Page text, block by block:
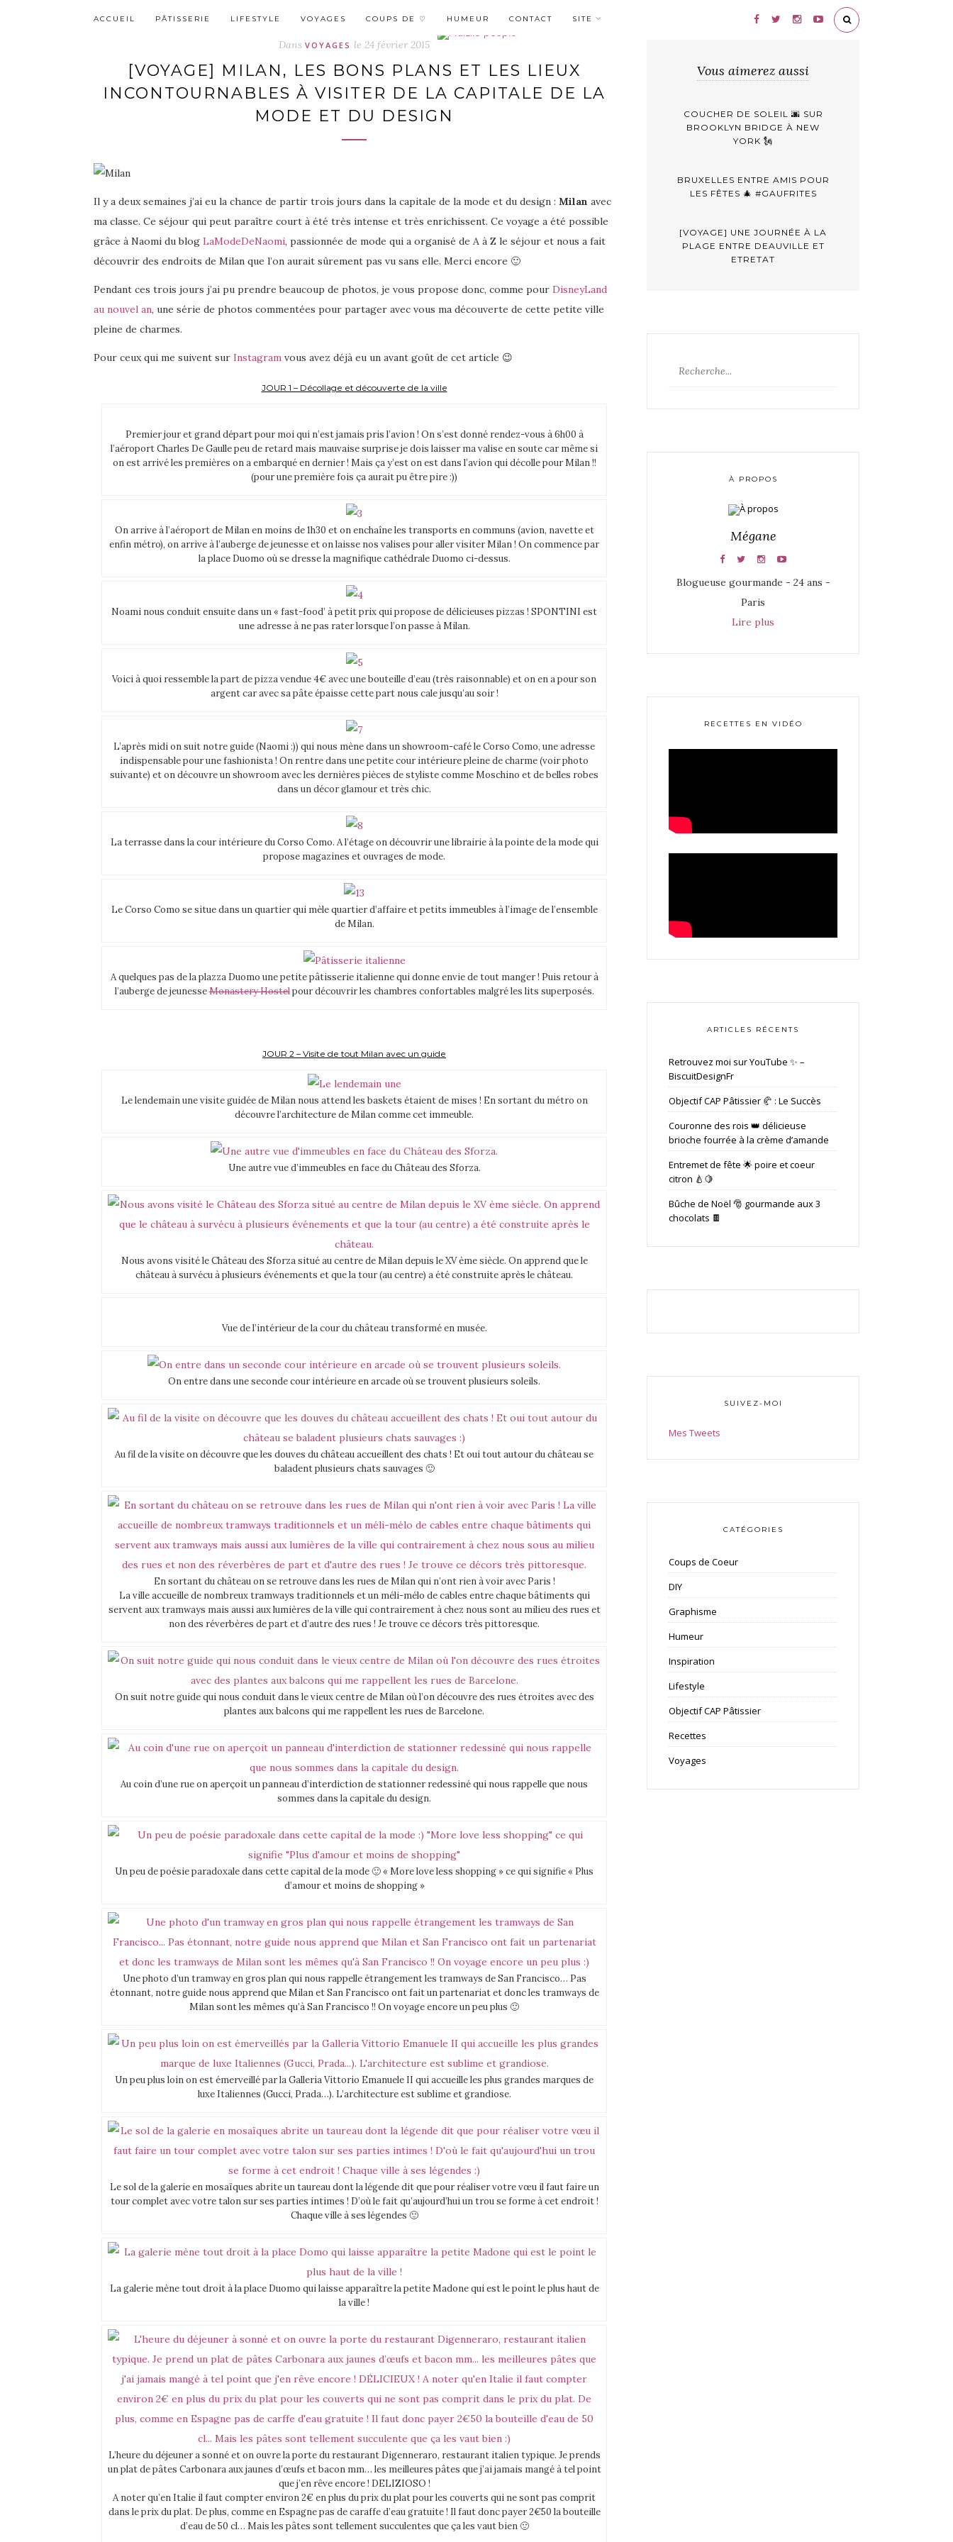
ACCUEIL PÂTISSERIE LIFESTYLE VOYAGES COUPS DE ♡ HUMEUR CONTACT SITE
Dans VOYAGES le 24 février 2015
[VOYAGE] MILAN, LES BONS PLANS ET LES LIEUX
INCONTOURNABLES À VISITER DE LA CAPITALE DE LA
MODE ET DU DESIGN
Il y a deux semaines j’ai eu la chance de partir trois jours dans la capitale de la mode et du design : Milan avec
ma classe. Ce séjour qui peut paraître court à été très intense et très enrichissent. Ce voyage a été possible
grâce à Naomi du blog LaModeDeNaomi, passionnée de mode qui a organisé de A à Z le séjour et nous a fait
découvrir des endroits de Milan que l’on aurait sûrement pas vu sans elle. Merci encore 🙂
Pendant ces trois jours j’ai pu prendre beaucoup de photos, je vous propose donc, comme pour DisneyLand
au nouvel an, une série de photos commentées pour partager avec vous ma découverte de cette petite ville
pleine de charmes.
Pour ceux qui me suivent sur Instagram vous avez déjà eu un avant goût de cet article 😉
JOUR 1 – Décollage et découverte de la ville
Premier jour et grand départ pour moi qui n’est jamais pris l’avion ! On s’est donné rendez-vous à 6h00 à
l’aéroport Charles De Gaulle peu de retard mais mauvaise surprise je dois laisser ma valise en soute car même si
on est arrivé les premières on a embarqué en dernier ! Mais ça y’est on est dans l’avion qui décolle pour Milan !!
(pour une première fois ça aurait pu être pire :))
On arrive à l’aéroport de Milan en moins de 1h30 et on enchaîne les transports en communs (avion, navette et
enfin métro), on arrive à l’auberge de jeunesse et on laisse nos valises pour aller visiter Milan ! On commence par
la place Duomo où se dresse la magnifique cathédrale Duomo ci-dessus.
Noami nous conduit ensuite dans un « fast-food’ à petit prix qui propose de délicieuses pizzas ! SPONTINI est
une adresse à ne pas rater lorsque l’on passe à Milan.
Voici à quoi ressemble la part de pizza vendue 4€ avec une bouteille d’eau (très raisonnable) et on en a pour son
argent car avec sa pâte épaisse cette part nous cale jusqu’au soir !
L’après midi on suit notre guide (Naomi :)) qui nous mène dans un showroom-café le Corso Como, une adresse
indispensable pour une fashionista ! On rentre dans une petite cour intérieure pleine de charme (voir photo
suivante) et on découvre un showroom avec les dernières pièces de styliste comme Moschino et de belles robes
dans un décor glamour et très chic.
La terrasse dans la cour intérieure du Corso Como. A l’étage on découvrir une librairie à la pointe de la mode qui
propose magazines et ouvrages de mode.
Le Corso Como se situe dans un quartier qui mèle quartier d’affaire et petits immeubles à l’image de l’ensemble
de Milan.
A quelques pas de la plazza Duomo une petite pâtisserie italienne qui donne envie de tout manger ! Puis retour à
l’auberge de jeunesseMonastery Hostelpour découvrir les chambres confortables malgré les lits superposés.
JOUR 2 – Visite de tout Milan avec un guide
Le lendemain une visite guidée de Milan nous attend les baskets étaient de mises ! En sortant du métro on
découvre l’architecture de Milan comme cet immeuble.
Une autre vue d’immeubles en face du Château des Sforza.
Nous avons visité le Château des Sforza situé au centre de Milan depuis le XV ème siècle. On apprend que le
château à survécu à plusieurs événements et que la tour (au centre) a été construite après le château.
Vue de l’intérieur de la cour du château transformé en musée.
On entre dans une seconde cour intérieure en arcade où se trouvent plusieurs soleils.
Au fil de la visite on découvre que les douves du château accueillent des chats ! Et oui tout autour du château se
baladent plusieurs chats sauvages 🙂
En sortant du château on se retrouve dans les rues de Milan qui n’ont rien à voir avec Paris !
La ville accueille de nombreux tramways traditionnels et un méli-mélo de cables entre chaque bâtiments qui
servent aux tramways mais aussi aux lumières de la ville qui contrairement à chez nous sont au milieu des rues et
non des réverbères de part et d’autre des rues ! Je trouve ce décors très pittoresque.
On suit notre guide qui nous conduit dans le vieux centre de Milan où l’on découvre des rues étroites avec des
plantes aux balcons qui me rappellent les rues de Barcelone.
Au coin d’une rue on aperçoit un panneau d’interdiction de stationner redessiné qui nous rappelle que nous
sommes dans la capitale du design.
Un peu de poésie paradoxale dans cette capital de la mode 🙂 « More love less shopping » ce qui signifie « Plus
d’amour et moins de shopping »
Une photo d’un tramway en gros plan qui nous rappelle étrangement les tramways de San Francisco… Pas
étonnant, notre guide nous apprend que Milan et San Francisco ont fait un partenariat et donc les tramways de
Milan sont les mêmes qu’à San Francisco !! On voyage encore un peu plus 🙂
Un peu plus loin on est émerveillé par la Galleria Vittorio Emanuele II qui accueille les plus grandes marques de
luxe Italiennes (Gucci, Prada…). L’architecture est sublime et grandiose.
Le sol de la galerie en mosaïques abrite un taureau dont la légende dit que pour réaliser votre vœu il faut faire un
tour complet avec votre talon sur ses parties intimes ! D’où le fait qu’aujourd’hui un trou se forme à cet endroit !
Chaque ville à ses légendes 🙂
La galerie mène tout droit à la place Duomo qui laisse apparaître la petite Madone qui est le point le plus haut de
la ville !
L’heure du déjeuner a sonné et on ouvre la porte du restaurant Digenneraro, restaurant italien typique. Je prends
un plat de pâtes Carbonara aux jaunes d’œufs et bacon mm… les meilleures pâtes que j’ai jamais mangé à tel point
que j’en rêve encore ! DELIZIOSO !
A noter qu’en Italie il faut compter environ 2€ en plus du prix du plat pour les couverts qui ne sont pas comprit
dans le prix du plat. De plus, comme en Espagne pas de caraffe d’eau gratuite ! Il faut donc payer 2€50 la bouteille
d’eau de 50 cl… Mais les pâtes sont tellement succulentes que ça les vaut bien 🙂
Vous aimerez aussi
COUCHER DE SOLEIL 🌆 SUR
BROOKLYN BRIDGE À NEW
YORK 🗽
BRUXELLES ENTRE AMIS POUR
LES FÊTES 🎄 #GAUFRITES
[VOYAGE] UNE JOURNÉE À LA
PLAGE ENTRE DEAUVILLE ET
ETRETAT
À PROPOS
Mégane
Blogueuse gourmande - 24 ans -
Paris
Lire plus
RECETTES EN VIDÉO
ARTICLES RÉCENTS
Retrouvez moi sur YouTube ✨ –
BiscuitDesignFr
Objectif CAP Pâtissier 🥐 : Le Succès
Couronne des rois 👑 délicieuse
brioche fourrée à la crème d’amande
Entremet de fête 🌟 poire et coeur
citron 🍐🍋
Bûche de Noël 🎅 gourmande aux 3
chocolats 🍫
SUIVEZ-MOI
Mes Tweets
CATÉGORIES
Coups de Coeur
DIY
Graphisme
Humeur
Inspiration
Lifestyle
Objectif CAP Pâtissier
Recettes
Voyages